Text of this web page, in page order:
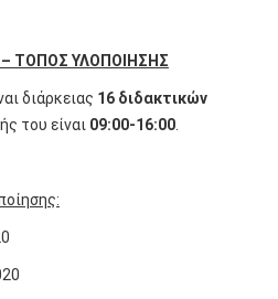
ΤΟΠΟΣ ΥΛΟΠΟΙΗΣΗΣ
διάρκειας 16 διδακτικών
του είναι 09:00-16:00